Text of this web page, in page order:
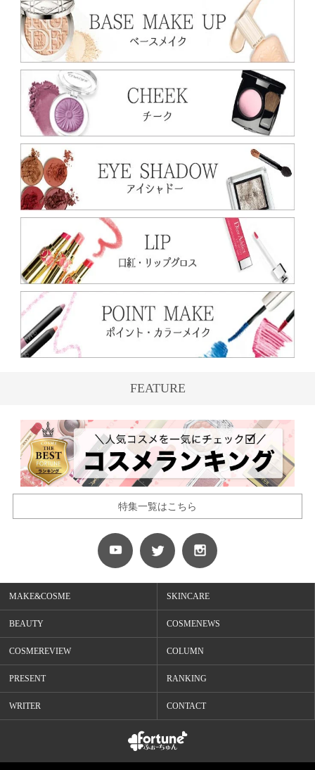
FEATURE
特集一覧はこちら
MAKE&COSME SKINCARE
BEAUTY COSMENEWS
COSMEREVIEW COLUMN
PRESENT RANKING
WRITER CONTACT